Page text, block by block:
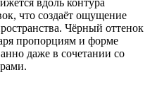
вдоль контура
что создаёт ощущение
Чёрный оттенок
пропорциям и форме
даже в сочетании со